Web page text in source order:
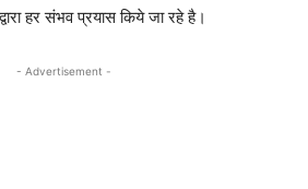
हर संभव प्रयास किये जा रहे है।
- Advertisement -